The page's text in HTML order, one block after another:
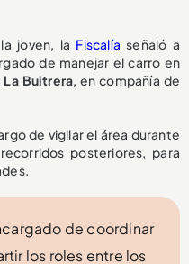
joven, la Fiscalíaseñaló a
de manejar el carro en
Buitrera, en compañía de
de vigilar el área durante
posteriores, para
de coordinar
los roles entre los